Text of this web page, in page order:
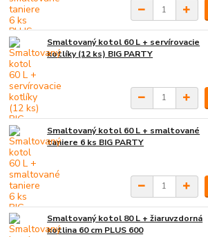
Smaltovaný kotol 60 L + servírovacie
kotlíky (12 ks) BIG PARTY
Smaltovaný kotol 60 L + smaltované
taniere 6 ks BIG PARTY
Smaltovaný kotol 80 L + žiaruvzdorná
kotlina 60 cm PLUS 600